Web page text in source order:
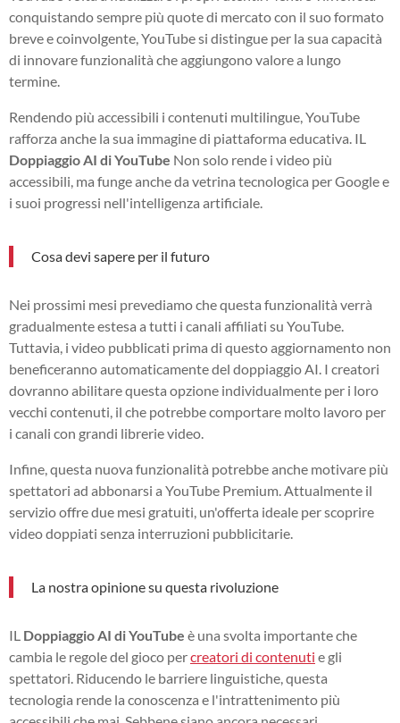
conquistando sempre più quote di mercato con il suo formato
breve e coinvolgente, YouTube si distingue per la sua capacità
di innovare funzionalità che aggiungono valore a lungo
termine.
Rendendo più accessibili i contenuti multilingue, YouTube
rafforza anche la sua immagine di piattaforma educativa. IL
Doppiaggio AI di YouTube Non solo rende i video più
accessibili, ma funge anche da vetrina tecnologica per Google e
i suoi progressi nell'intelligenza artificiale.
Cosa devi sapere per il futuro
Nei prossimi mesi prevediamo che questa funzionalità verrà
gradualmente estesa a tutti i canali affiliati su YouTube.
Tuttavia, i video pubblicati prima di questo aggiornamento non
beneficeranno automaticamente del doppiaggio AI. I creatori
dovranno abilitare questa opzione individualmente per i loro
vecchi contenuti, il che potrebbe comportare molto lavoro per
i canali con grandi librerie video.
Infine, questa nuova funzionalità potrebbe anche motivare più
spettatori ad abbonarsi a YouTube Premium. Attualmente il
servizio offre due mesi gratuiti, un'offerta ideale per scoprire
video doppiati senza interruzioni pubblicitarie.
La nostra opinione su questa rivoluzione
IL Doppiaggio AI di YouTube è una svolta importante che
cambia le regole del gioco percreatori di contenuti e gli
spettatori. Riducendo le barriere linguistiche, questa
tecnologia rende la conoscenza e l'intrattenimento più